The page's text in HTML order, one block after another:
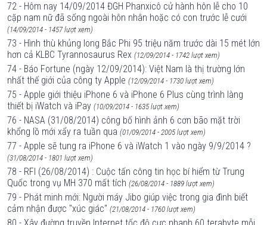
72 - Hôm nay 14/09/2014 ĐGH Phanxicô cử hành hôn lễ cho 10
cặp nam nữ đã sống ngoài hôn nhân hoặc có con trước lễ cưới
(14/09/2014 - 1457 lượt xem)
73 - Hình thù khủng long Bắc Phi 95 triệu năm trước dài 15 mét lớn
hơn cả KLBC Tyrannosaurus Rex (12/09/2014 - 1742 lượt xem)
74 - Báo Fortune (ngày 12/09/2014): Việt Nam là thị trường lớn
nhất thế giới của công ty Apple (12/09/2014 - 1730 lượt xem)
75 - Apple giới thiệu iPhone 6 và iPhone 6 Plus cùng trình làng
thiết bị iWatch và iPay (10/09/2014 - 1635 lượt xem)
76 - NASA (31/08/2014) công bố hình ảnh 6 cơn bão mặt trời
khổng lồ mới xẩy ra tuần qua (01/09/2014 - 2005 lượt xem)
77 - Apple sẽ tung ra iPhone 6 và iWatch 1 vào ngày 9/9/2014 ?
(31/08/2014 - 1801 lượt xem)
78 - RFI (26/08/2014) : Cuộc tấn công tin học bí hiểm từ Trung
Quốc trong vụ MH 370 mất tích (26/08/2014 - 1889 lượt xem)
79 - Phát minh mới: Người máy Jibo giúp việc trong gia đình biết
cảm nhận được "xúc giác" (21/08/2014 - 1760 lượt xem)